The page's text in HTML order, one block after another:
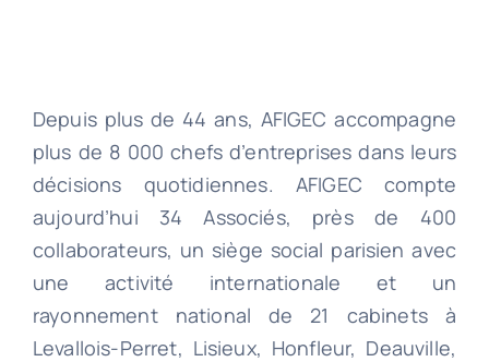
Depuis plus de 44 ans, AFIGEC accompagne
plus de 8 000 chefs d’entreprises dans leurs
décisions quotidiennes. AFIGEC compte
aujourd’hui 34 Associés, près de 400
collaborateurs, un siège social parisien avec
une activité internationale et un
rayonnement national de 21 cabinets à
Levallois-Perret, Lisieux, Honfleur, Deauville,